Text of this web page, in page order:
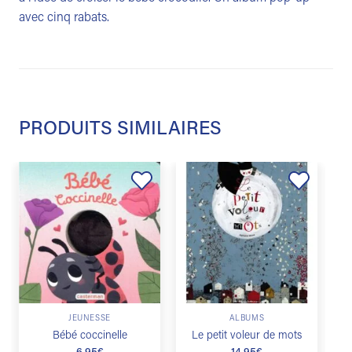
avec cinq rabats.
PRODUITS SIMILAIRES
Ajouter
à la
liste de
souhaits
JEUNESSE
Bébé coccinelle
Ajouter
à la
liste de
souhaits
ALBUMS
Le petit voleur de mots